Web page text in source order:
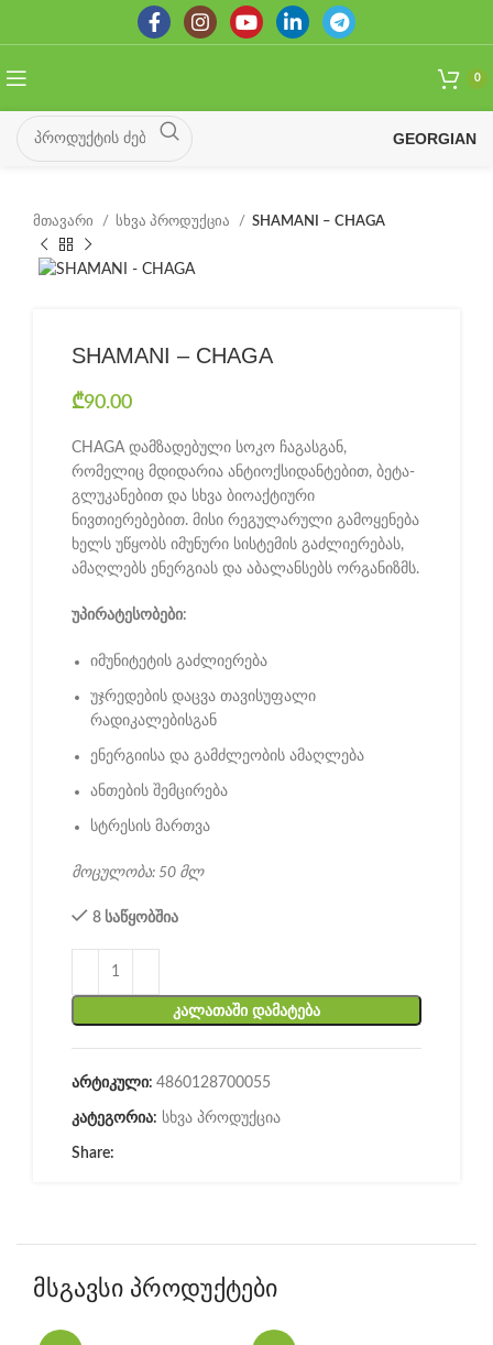
0
GEORGIAN
მთავარი სხვა პროდუქცია SHAMANI – CHAGA
SHAMANI – CHAGA
₾90.00
CHAGA დამზადებული სოკო ჩაგასგან,
რომელიც მდიდარია ანტიოქსიდანტებით, ბეტა-
გლუკანებით და სხვა ბიოაქტიური
ნივთიერებებით. მისი რეგულარული გამოყენება
ხელს უწყობს იმუნური სისტემის გაძლიერებას,
ამაღლებს ენერგიას და აბალანსებს ორგანიზმს.
უპირატესობები:
იმუნიტეტის გაძლიერება
უჯრედების დაცვა თავისუფალი
რადიკალებისგან
ენერგიისა და გამძლეობის ამაღლება
ანთების შემცირება
სტრესის მართვა
მოცულობა: 50 მლ
8 საწყობშია
ᲙᲐᲚᲐᲗᲐᲨᲘ ᲓᲐᲛᲐᲢᲔᲑᲐ
არტიკული: 4860128700055
კატეგორია: სხვა პროდუქცია
Share:
მსგავსი პროდუქტები